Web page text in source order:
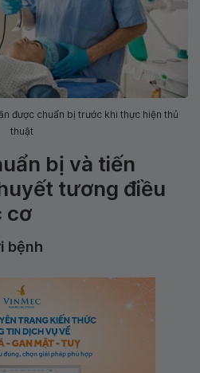
được chuẩn bị trước khi thực hiện thủ
thuật
bị và tiến
tương điều
cơ
bệnh